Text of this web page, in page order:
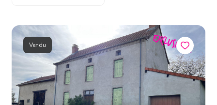
location
biens
vendus
estimation
Vendu